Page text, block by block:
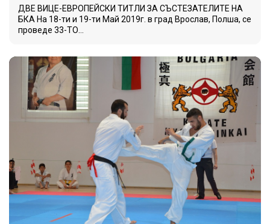
ДВЕ ВИЦЕ-ЕВРОПЕЙСКИ ТИТЛИ ЗА СЪСТЕЗАТЕЛИТЕ НА
БКА На 18-ти и 19-ти Май 2019г. в град Врослав, Полша, се
проведе 33-ТО…